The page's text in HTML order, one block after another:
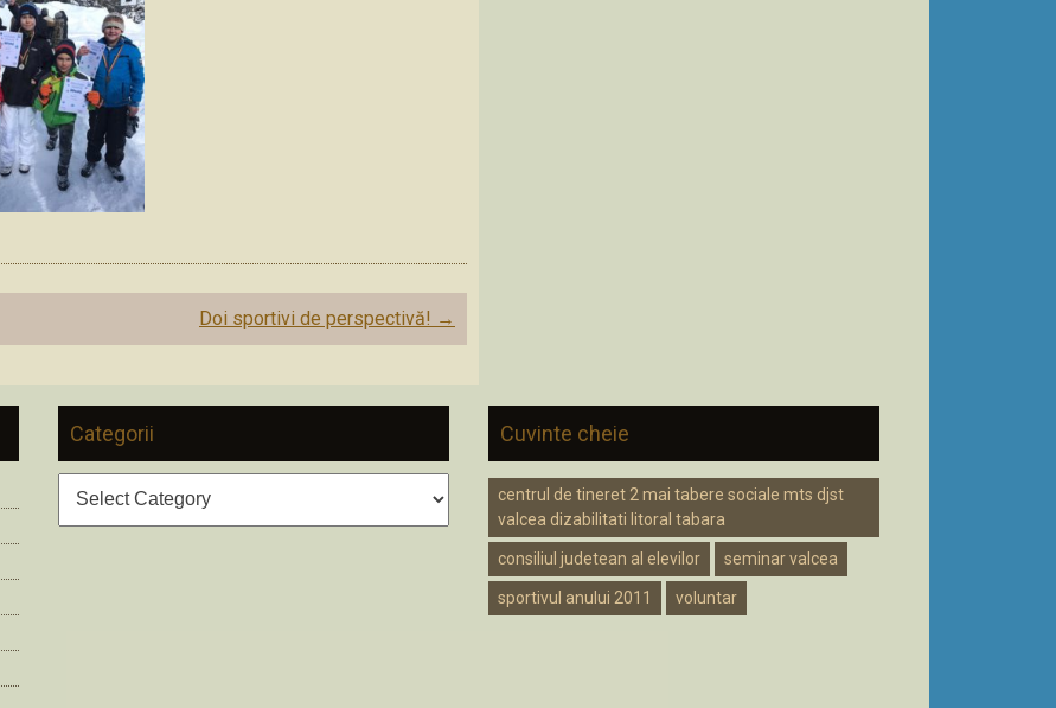
Doi sportivi de perspectivă! →
Categorii
Categorii
Cuvinte cheie
centrul de tineret 2 mai tabere sociale mts djst
valcea dizabilitati litoral tabara
consiliul judetean al elevilor seminar valcea
sportivul anului 2011 voluntar